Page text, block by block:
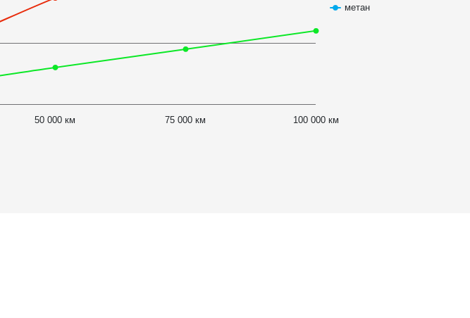
метан
50 000 км 75 000 км 100 000 км